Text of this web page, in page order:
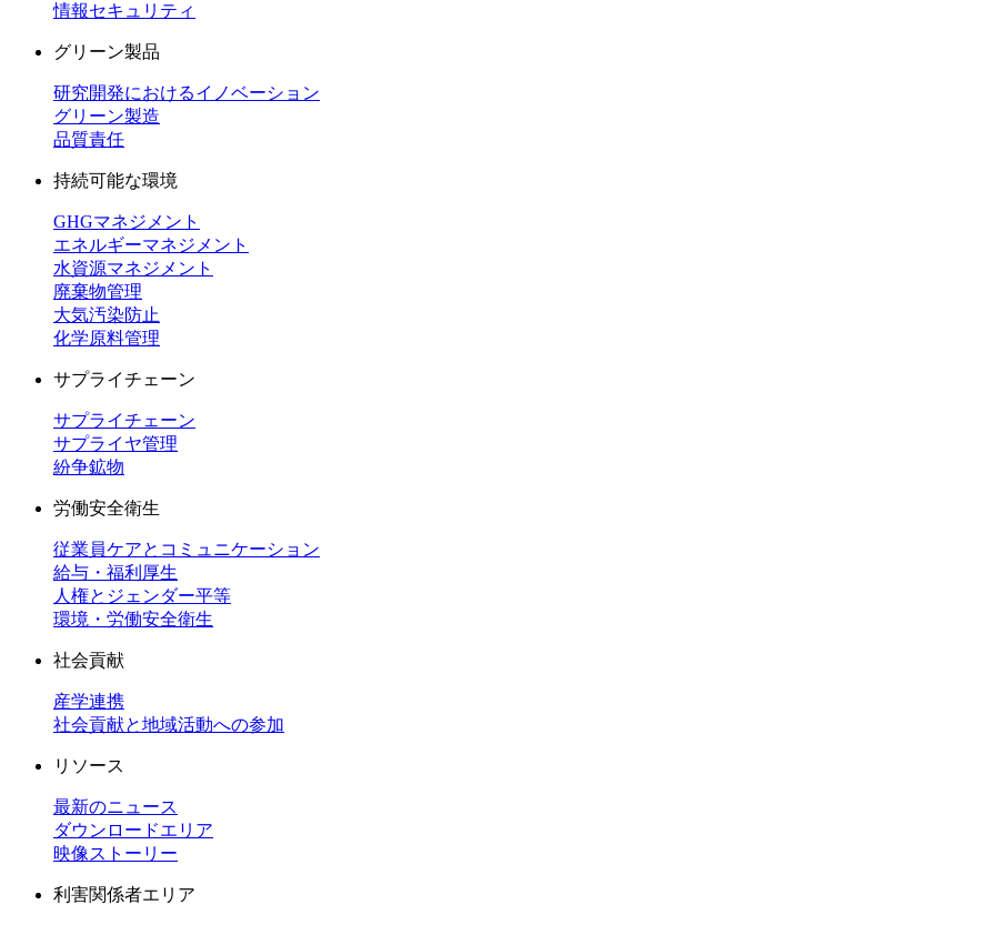
情報セキュリティ
グリーン製品
研究開発におけるイノベーション
グリーン製造
品質責任
持続可能な環境
GHGマネジメント
エネルギーマネジメント
水資源マネジメント
廃棄物管理
大気汚染防止
化学原料管理
サプライチェーン
サプライチェーン
サプライヤ管理
紛争鉱物
労働安全衛生
従業員ケアとコミュニケーション
給与・福利厚生
人権とジェンダー平等
環境・労働安全衛生
社会貢献
産学連携
社会貢献と地域活動への参加
リソース
最新のニュース
ダウンロードエリア
映像ストーリー
利害関係者エリア